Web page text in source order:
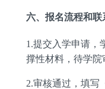
六、报名流程和联
1.提交入学申请，
撑性材料，待学院
2.审核通过，填写